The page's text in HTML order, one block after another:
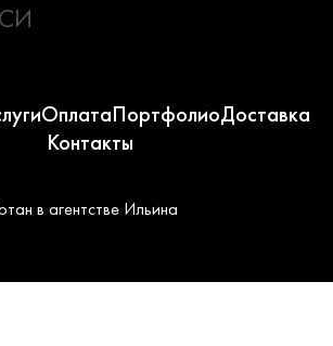
ОплатаПортфолиоДоставка
Контакты
в агентстве Ильина